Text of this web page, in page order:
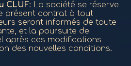
CLUF: La société se réserve
présent contrat à tout
seront informés de toute
et la poursuite de
après ces modifications
des nouvelles conditions.